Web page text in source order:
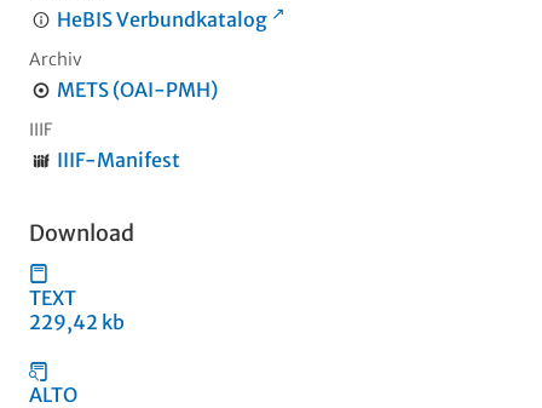
HeBIS Verbundkatalog
Archiv
METS (OAI-PMH)
IIIF
IIIF-Manifest
Download
TEXT
229,42 kb
ALTO